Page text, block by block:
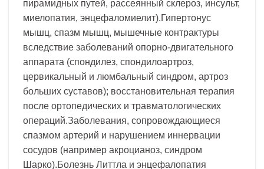
пирамидных путей, рассеянный склероз, инсульт,
миелопатия, энцефаломиелит).Гипертонус
мышц, спазм мышц, мышечные контрактуры
вследствие заболеваний опорно-двигательного
аппарата (спондилез, спондилоартроз,
цервикальный и люмбальный синдром, артроз
больших суставов); восстановительная терапия
после ортопедических и травматологических
операций.Заболевания, сопровождающиеся
спазмом артерий и нарушением иннервации
сосудов (например акроцианоз, синдром
Шарко).Болезнь Литтла и энцефалопатия